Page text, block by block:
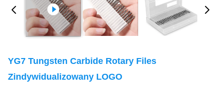
YG7 Tungsten Carbide Rotary Files
Zindywidualizowany LOGO